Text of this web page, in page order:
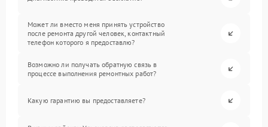
Может ли вместо меня принять устройство
после ремонта другой человек, контактный
телефон которого я предоставлю?
Возможно ли получать обратную связь в
процессе выполнения ремонтных работ?
Какую гарантию вы предоставляете?